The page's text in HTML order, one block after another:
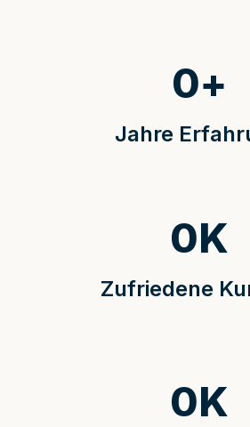
Jahre
0+
Zufriedene
0K
0K